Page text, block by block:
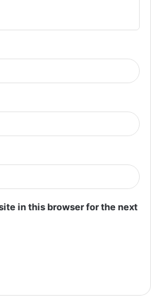
in this browser for the next